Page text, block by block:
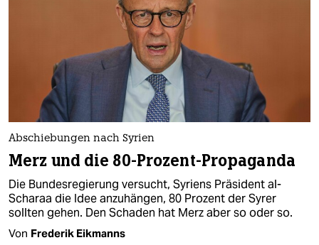
Abschiebungen nach Syrien
Merz und die 80-Prozent-Propaganda
Die Bundesregierung versucht, Syriens Präsident al-
Scharaa die Idee anzuhängen, 80 Prozent der Syrer
sollten gehen. Den Schaden hat Merz aber so oder so.
Von Frederik Eikmanns